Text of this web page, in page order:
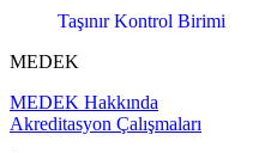
Taşınır Kontrol Birimi
MEDEK
MEDEK Hakkında
Akreditasyon Çalışmaları